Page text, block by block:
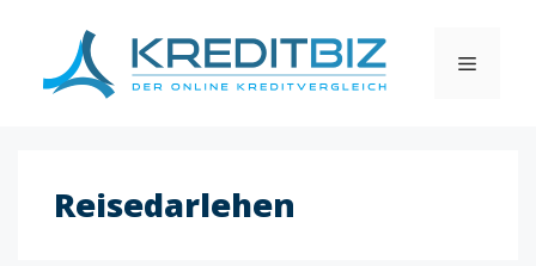
content
MENU
Reisedarlehen